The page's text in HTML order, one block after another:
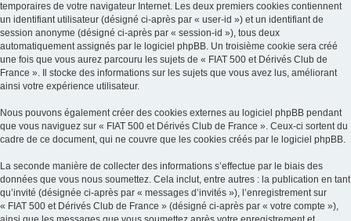
temporaires de votre navigateur Internet. Les deux premiers cookies contiennent
un identifiant utilisateur (désigné ci-après par « user-id ») et un identifiant de
session anonyme (désigné ci-après par « session-id »), tous deux
automatiquement assignés par le logiciel phpBB. Un troisième cookie sera créé
une fois que vous aurez parcouru les sujets de « FIAT 500 et Dérivés Club de
France ». Il stocke des informations sur les sujets que vous avez lus, améliorant
ainsi votre expérience utilisateur.
Nous pouvons également créer des cookies externes au logiciel phpBB pendant
que vous naviguez sur « FIAT 500 et Dérivés Club de France ». Ceux-ci sortent du
cadre de ce document, qui ne couvre que les cookies créés par le logiciel phpBB.
La seconde manière de collecter des informations s’effectue par le biais des
données que vous nous soumettez. Cela inclut, entre autres : la publication en tant
qu’invité (désignée ci-après par « messages d’invités »), l’enregistrement sur
« FIAT 500 et Dérivés Club de France » (désigné ci-après par « votre compte »),